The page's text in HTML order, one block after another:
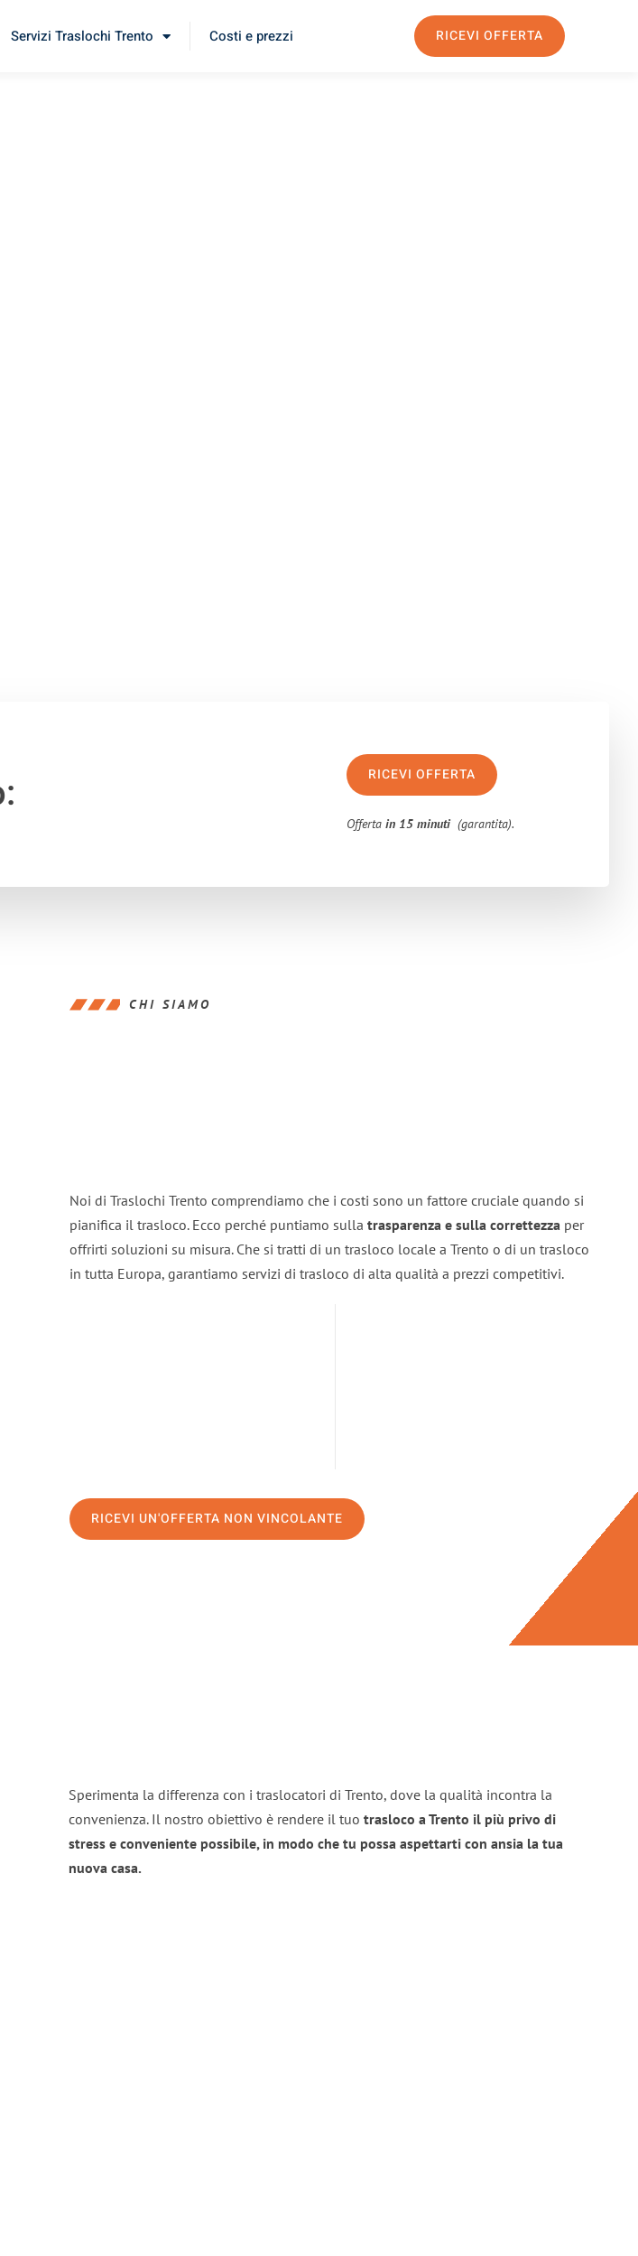
Servizi Traslochi Trento Costi e prezzi RICEVI OFFERTA
RICEVI OFFERTA
Offertain 15 minuti (garantita).
CHI SIAMO
Noi di Traslochi Trento comprendiamo che i costi sono un fattore cruciale quando si
pianifica il trasloco. Ecco perché puntiamo sulla trasparenza e sulla correttezza per
offrirti soluzioni su misura. Che si tratti di un trasloco locale a Trento o di un trasloco
in tutta Europa, garantiamo servizi di trasloco di alta qualità a prezzi competitivi.
RICEVI UN'OFFERTA NON VINCOLANTE
Sperimenta la differenza con i traslocatori di Trento, dove la qualità incontra la
convenienza. Il nostro obiettivo è rendere il tuo trasloco a Trento il più privo di
stress e conveniente possibile, in modo che tu possa aspettarti con ansia la tua
nuova casa.